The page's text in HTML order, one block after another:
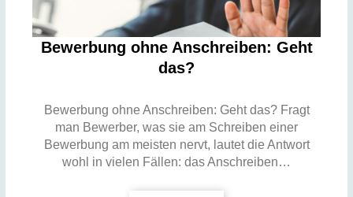
Bewerbung ohne Anschreiben: Geht
das?
Bewerbung ohne Anschreiben: Geht das? Fragt
man Bewerber, was sie am Schreiben einer
Bewerbung am meisten nervt, lautet die Antwort
wohl in vielen Fällen: das Anschreiben…